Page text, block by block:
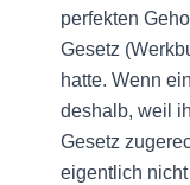
perfekten
Gesetz
hatte. Wenn
deshalb, weil
Gesetz
eigentlich